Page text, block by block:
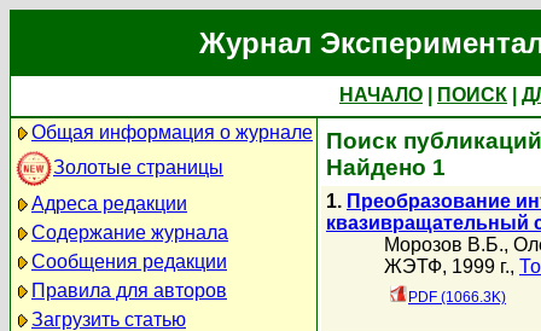
Журнал
НАЧАЛО ПОИСК
Общая информация о журнале
Золотые страницы
Адреса редакции
Содержание журнала
Сообщения редакции
Правила для авторов
Загрузить статью
Поиск
Найдено 1
1. Преобразование
квазивращательный
Морозов В.Б.,
ЖЭТФ, 1999 г.,
PDF (1066.3K)